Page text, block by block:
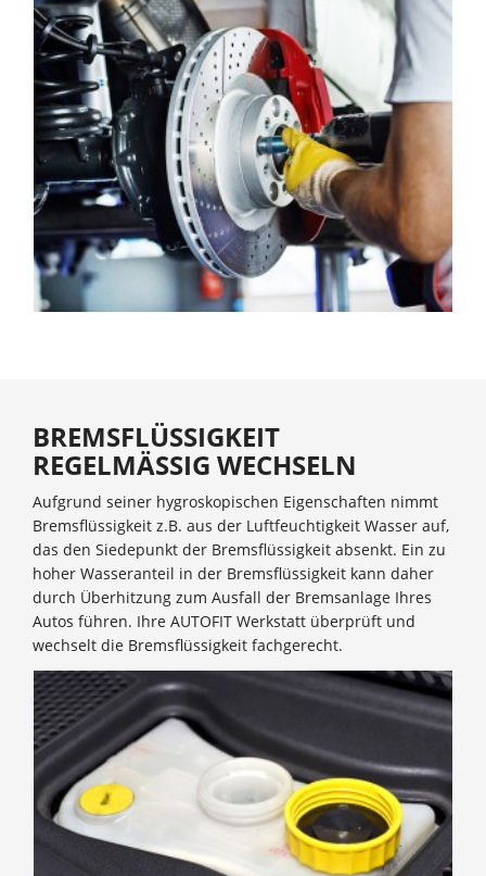
BREMSFLÜSSIGKEIT
REGELMÄSSIG WECHSELN
Aufgrund seiner hygroskopischen Eigenschaften nimmt
Bremsflüssigkeit z.B. aus der Luftfeuchtigkeit Wasser auf,
das den Siedepunkt der Bremsflüssigkeit absenkt. Ein zu
hoher Wasseranteil in der Bremsflüssigkeit kann daher
durch Überhitzung zum Ausfall der Bremsanlage Ihres
Autos führen. Ihre AUTOFIT Werkstatt überprüft und
wechselt die Bremsflüssigkeit fachgerecht.